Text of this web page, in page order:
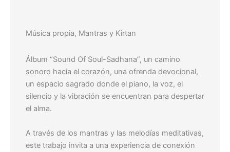
Música propia, Mantras y Kirtan
Álbum “Sound Of Soul-Sadhana”, un camino
sonoro hacia el corazón, una ofrenda devocional,
un espacio sagrado donde el piano, la voz, el
silencio y la vibración se encuentran para despertar
el alma.
A través de los mantras y las melodías meditativas,
este trabajo invita a una experiencia de conexión